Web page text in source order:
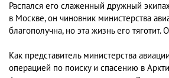
Распался его слаженный дружный
в Москве, он чиновник министерства
благополучна, но эта жизнь его тяготит.
Как представитель министерства
операцией по поиску и спасению в